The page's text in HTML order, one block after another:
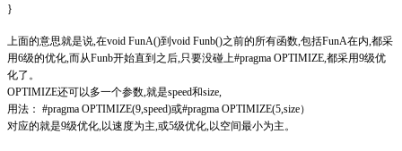
}
上面的意思就是说,在void FunA()到void Funb()之前的所有函数,包括FunA在内,都采
用6级的优化,而从Funb开始直到之后,只要没碰上#pragma OPTIMIZE,都采用9级优
化了。
OPTIMIZE还可以多一个参数,就是speed和size,
用法： #pragma OPTIMIZE(9,speed)或#pragma OPTIMIZE(5,size）
对应的就是9级优化,以速度为主,或5级优化,以空间最小为主。